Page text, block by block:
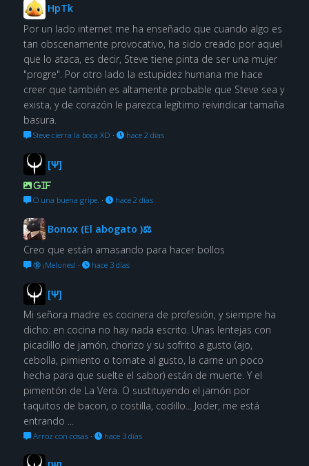
HpTk
Por un lado internet me ha enseñado que cuando algo es
tan obscenamente provocativo, ha sido creado por aquel
que lo ataca, es decir, Steve tiene pinta de ser una mujer
"progre". Por otro lado la estupidez humana me hace
creer que también es altamente probable que Steve sea y
exista, y de corazón le parezca legítimo reivindicar tamaña
basura.
Steve cierra la boca XD · hace 2 días
[Ψ]
GIF
O una buena gripe. · hace 2 días
Bonox (El abogato )⚖
Creo que están amasando para hacer bollos
🔞 ¡Melunes! · hace 3 días
[Ψ]
Mi señora madre es cocinera de profesión, y siempre ha
dicho: en cocina no hay nada escrito. Unas lentejas con
picadillo de jamón, chorizo y su sofrito a gusto (ajo,
cebolla, pimiento o tomate al gusto, la carne un poco
hecha para que suelte el sabor) están de muerte. Y el
pimentón de La Vera. O sustituyendo el jamón por
taquitos de bacon, o costilla, codillo... Joder, me está
entrando ...
Arroz con cosas· hace 3 días